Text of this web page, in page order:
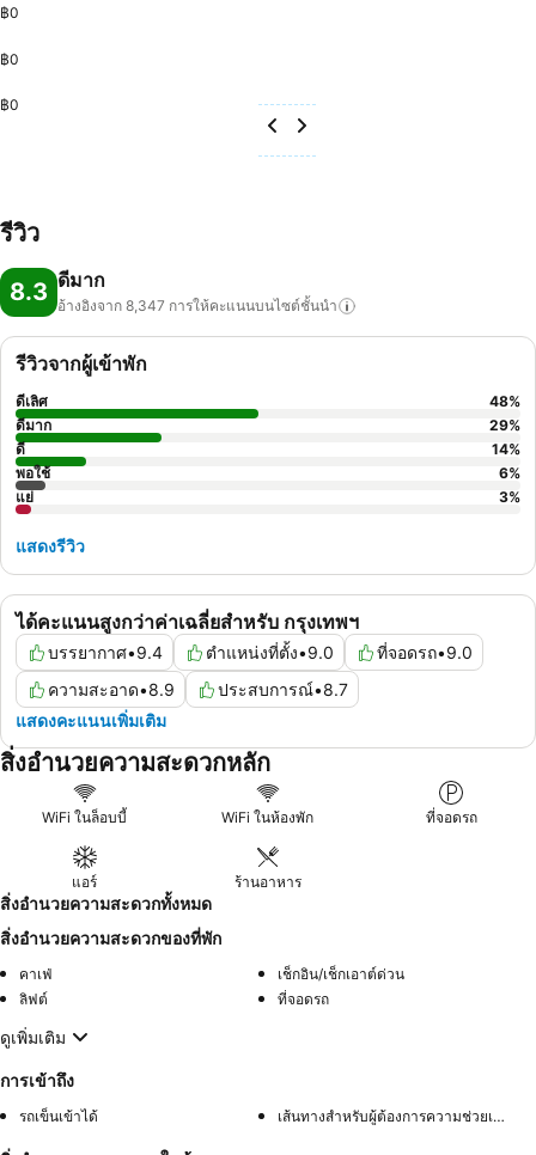
฿0
฿0
฿0
รีวิว
8.3 ดีมาก
อ้างอิงจาก 8,347 การให้คะแนนบนไซต์ชั้นนำ
ได้คะแนนสูงกว่าค่าเฉลี่ยสำหรับ กรุงเทพฯ
บรรยากาศ•9.4 ตำแหน่งที่ตั้ง•9.0 ที่จอดรถ•9.0
ความสะอาด•8.9 ประสบการณ์•8.7
แสดงคะแนนเพิ่มเติม
รีวิวจากผู้เข้าพัก
ดีเลิศ 48%
ดีมาก
29%
ดี
14%
พอใช้
6%
แย่
3%
แสดงรีวิว
สิ่งอำนวยความสะดวกหลัก
WiFi ในล็อบบี้ WiFi ในห้องพัก ที่จอดรถ
แอร์ ร้านอาหาร
สิ่งอำนวยความสะดวกทั้งหมด
สิ่งอำนวยความสะดวกของที่พัก
คาเฟ่
เช็กอิน/เช็กเอาต์ด่วน
ลิฟต์
ที่จอดรถ
ดูเพิ่มเติม
การเข้าถึง
รถเข็นเข้าได้ เส้นทางสำหรับผู้ต้องการความช่วยเหลือพิเศษ